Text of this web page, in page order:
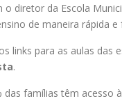
diretor da Escola
de maneira rápida
links para as aulas das
.
das famílias têm acesso